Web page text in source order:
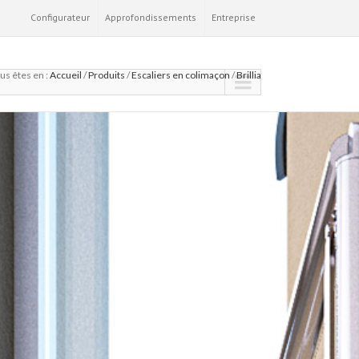
Configurateur Approfondissements Entreprise
êtes en : Accueil /Produits /Escaliers en colimaçon /Brillia